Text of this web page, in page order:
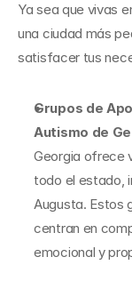
Ya sea que vivas
una ciudad más
satisfacer tus
Grupos de
Autismo de
Georgia ofrece
todo el estado,
Augusta. Estos
centran en
emocional y